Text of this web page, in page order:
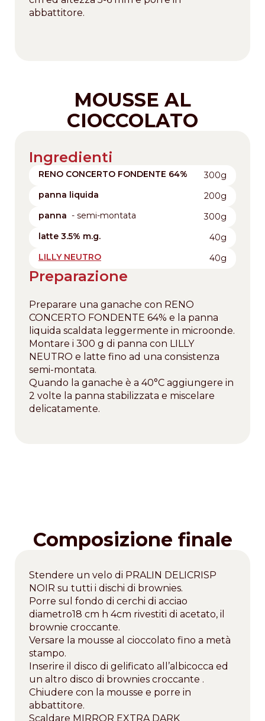
abbattitore.
MOUSSE AL
CIOCCOLATO
Ingredienti
RENO CONCERTO FONDENTE 64%
300g
panna liquida
200g
panna - semi-montata
300g
latte 3.5% m.g.
40g
LILLY NEUTRO
40g
Preparazione
Preparare una ganache con RENO
CONCERTO FONDENTE 64% e la panna
liquida scaldata leggermente in microonde.
Montare i 300 g di panna con LILLY
NEUTRO e latte fino ad una consistenza
semi-montata.
Quando la ganache è a 40°C aggiungere in
2 volte la panna stabilizzata e miscelare
delicatamente.
Composizione finale
Stendere un velo di PRALIN DELICRISP
NOIR su tutti i dischi di brownies.
Porre sul fondo di cerchi di acciao
diametro18 cm h 4cm rivestiti di acetato, il
brownie croccante.
Versare la mousse al cioccolato fino a metà
stampo.
Inserire il disco di gelificato all’albicocca ed
un altro disco di brownies croccante .
Chiudere con la mousse e porre in
abbattitore.
Scaldare MIRROR EXTRA DARK